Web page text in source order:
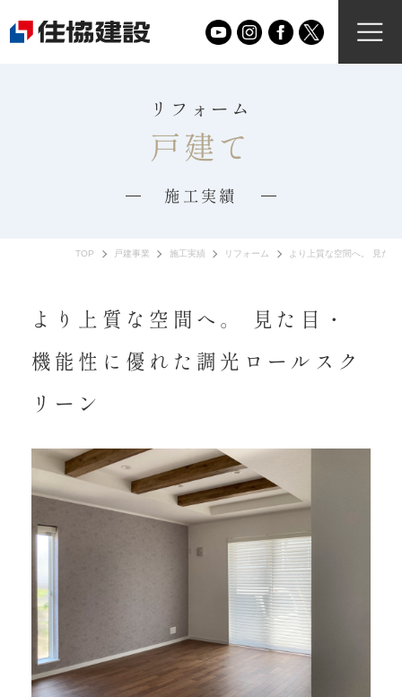
リフォーム
戸建て
施工実績
TOP 戸建事業 施工実績 リフォーム より上質な空間へ。 見た
より上質な空間へ。 見た目・
機能性に優れた調光ロールスク
リーン